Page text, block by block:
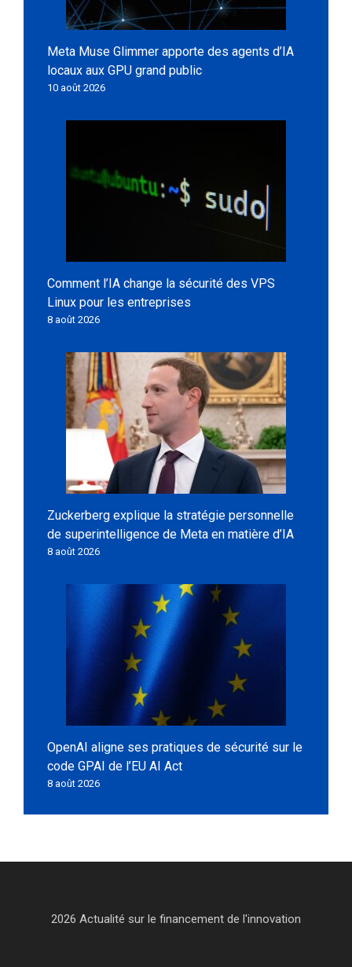
Meta Muse Glimmer apporte des agents d’IA
locaux aux GPU grand public
10 août 2026
Comment l’IA change la sécurité des VPS
Linux pour les entreprises
8 août 2026
Zuckerberg explique la stratégie personnelle
de superintelligence de Meta en matière d’IA
8 août 2026
OpenAI aligne ses pratiques de sécurité sur le
code GPAI de l’EU AI Act
8 août 2026
2026 Actualité sur le financement de l'innovation